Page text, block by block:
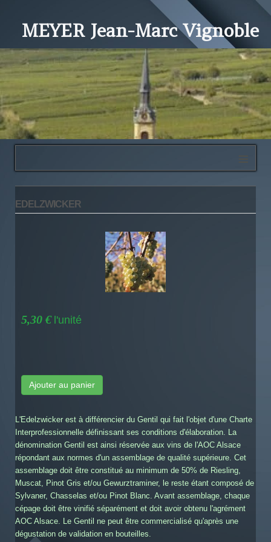
MEYER Jean-Marc Vignoble
EDELZWICKER
5,30 € l'unité
Ajouter au panier
L'Edelzwicker est à différencier du Gentil qui fait l'objet d'une Charte
Interprofessionnelle définissant ses conditions d'élaboration. La
dénomination Gentil est ainsi réservée aux vins de l'AOC Alsace
répondant aux normes d'un assemblage de qualité supérieure. Cet
assemblage doit être constitué au minimum de 50% de Riesling,
Muscat, Pinot Gris et/ou Gewurztraminer, le reste étant composé de
Sylvaner, Chasselas et/ou Pinot Blanc. Avant assemblage, chaque
cépage doit être vinifié séparément et doit avoir obtenu l'agrément
AOC Alsace. Le Gentil ne peut être commercialisé qu'après une
dégustation de validation en bouteilles.